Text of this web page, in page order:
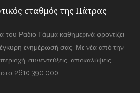
σταθμός της Πάτρας
Ραδιο Γάμμα καθημερινά φροντίζει
έγκυρη ενημέρωσή σας. Με νέα από την
συνεντεύξεις, αποκαλύψεις.
στο 2610.390.000